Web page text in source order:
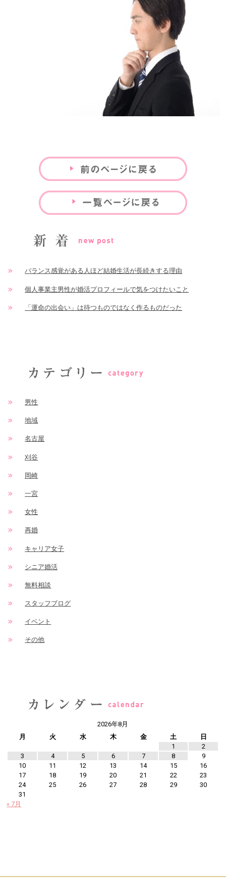
バランス感覚がある人ほど結婚生活が長続きする理由
個人事業主男性が婚活プロフィールで気をつけたいこと
「運命の出会い」は待つものではなく作るものだった
男性
地域
名古屋
刈谷
岡崎
一宮
女性
再婚
キャリア女子
シニア婚活
無料相談
スタッフブログ
イベント
その他
2026年8月
月
火 水 木 金 土
日
1
2
3
4 5 6 7 8
9
10
11 12 13 14 15
16
17
18 19 20 21 22
23
24
25 26 27 28 29
30
31
« 7月